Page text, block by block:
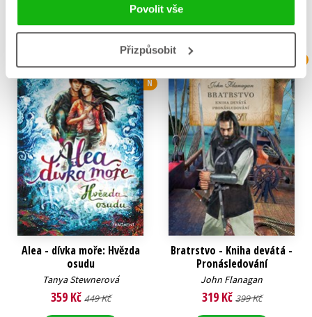
Povolit vše
Přizpůsobit
B
N
Alea - dívka moře: Hvězda
osudu
Tanya Stewnerová
359 Kč 449 Kč
Bratrstvo - Kniha devátá -
Pronásledování
John Flanagan
319 Kč 399 Kč